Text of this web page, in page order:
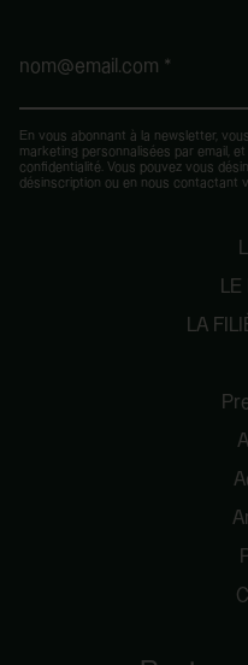
nom@email.com *
En vous abonnant à la newsletter,
marketing personnalisées par email,
confidentialité . Vous pouvez vous
désinscription ou en nous contactant
LE
LA